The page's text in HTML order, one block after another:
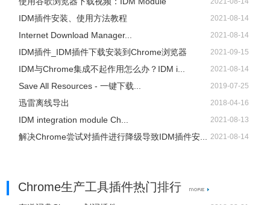
5、第五步，我们也可以在复制下载链接之后，在弹出的添加
新的下载弹框中点击“稍后下载”选项，将所有需要下载的软
IDM插件安装、使用方法教程 2021-08-14
Internet Download Manager... 2021-08-14
IDM插件_IDM插件下载安装到Chrome浏览器 2021-09-15
IDM与Chrome集成不起作用怎么办？IDM i... 2021-08-14
Save All Resources - 一键下载... 2019-07-25
迅雷离线导出 2018-04-16
IDM integration module Ch... 2021-08-13
解决Chrome尝试对插件进行降级导致IDM插件安... 2021-08-14
Chrome生产工具插件热门排行